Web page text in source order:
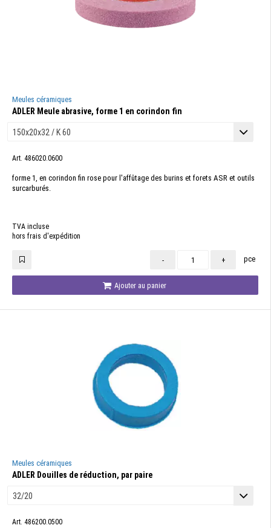
Meules céramiques
ADLER Meule abrasive, forme 1 en corindon fin
Art. 486020.0600
forme 1, en corindon fin rose pour l'affûtage des burins et forets ASR et outils
surcarburés.
TVA incluse
hors frais d'expédition
- + pce
Ajouter au panier
Meules céramiques
ADLER Douilles de réduction, par paire
Art. 486200.0500